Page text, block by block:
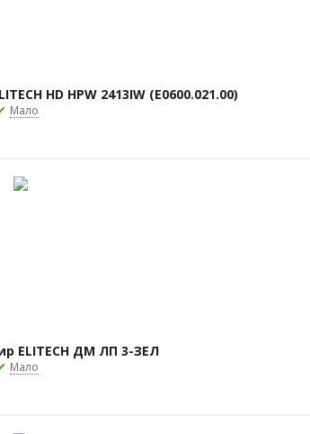
HD HPW 2413IW (E0600.021.00)
Мало
ELITECH ДМ ЛП 3-ЗЕЛ
Мало